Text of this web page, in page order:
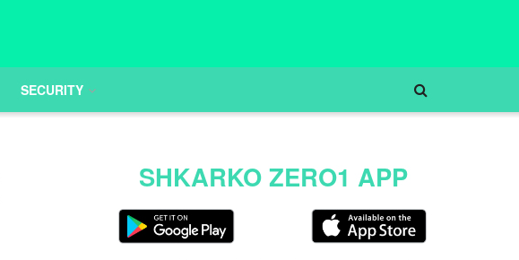
SECURITY
SHKARKO ZERO1 APP